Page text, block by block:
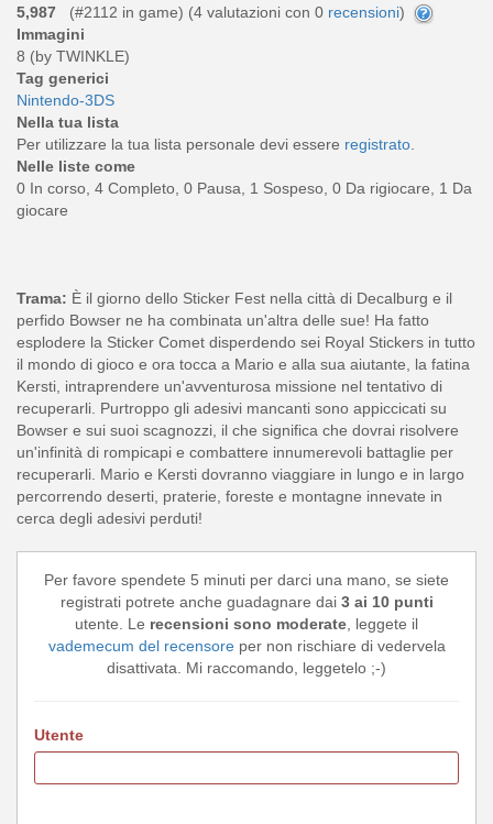
5,987
(#2112 in game) (4 valutazioni con 0 recensioni)
Immagini
8 (by TWINKLE)
Tag generici
Nintendo-3DS
Nella tua lista
Per utilizzare la tua lista personale devi essere registrato.
Nelle liste come
0 In corso, 4 Completo, 0 Pausa, 1 Sospeso, 0 Da rigiocare, 1 Da
giocare
Trama: È il giorno dello Sticker Fest nella città di Decalburg e il
perfido Bowser ne ha combinata un'altra delle sue! Ha fatto
esplodere la Sticker Comet disperdendo sei Royal Stickers in tutto
il mondo di gioco e ora tocca a Mario e alla sua aiutante, la fatina
Kersti, intraprendere un'avventurosa missione nel tentativo di
recuperarli. Purtroppo gli adesivi mancanti sono appiccicati su
Bowser e sui suoi scagnozzi, il che significa che dovrai risolvere
un'infinità di rompicapi e combattere innumerevoli battaglie per
recuperarli. Mario e Kersti dovranno viaggiare in lungo e in largo
percorrendo deserti, praterie, foreste e montagne innevate in
cerca degli adesivi perduti!
Per favore spendete 5 minuti per darci una mano, se siete
registrati potrete anche guadagnare dai 3 ai 10 punti
utente. Le recensioni sono moderate, leggete il
vademecum del recensoreper non rischiare di vedervela
disattivata. Mi raccomando, leggetelo ;-)
Utente